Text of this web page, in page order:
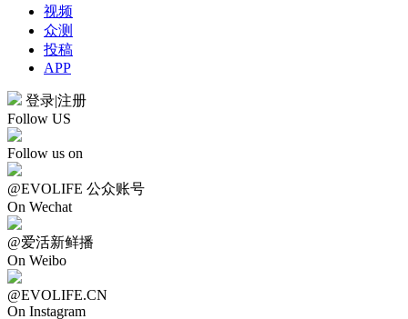
视频
众测
投稿
APP
登录|注册
Follow US
Follow us on
@EVOLIFE 公众账号
On Wechat
@爱活新鲜播
On Weibo
@EVOLIFE.CN
On Instagram